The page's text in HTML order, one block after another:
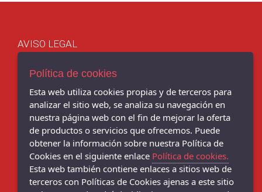
AVISO LEGAL
POLÍTICA DE COOKIES
ENVÍOS Y DEVOLUCIONES
Chema Sport - C/ BENITO CORBAL, 14, PONTEVEDRA - 36001
(Pontevedra)
Chema Sneakers - C/ DANIEL DE LA SOTA, 9, - 36001 (Pontevedra)
Política de cookies
Esta web utiliza cookies propias y de terceros para
analizar el sitio web, se analiza su navegación en
nuestra página web con el fin de mejorar la oferta
de productos o servicios que ofrecemos. Puede
obtener la información sobre nuestra Política de
Cookies en el siguiente enlace Política de cookies.
Esta web también contiene enlaces a sitios web de
terceros con Políticas de Cookies ajenas a este sitio